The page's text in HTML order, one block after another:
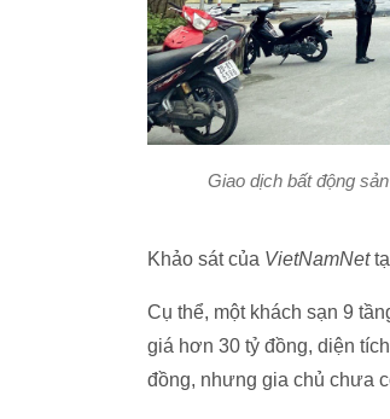
Giao dịch bất động
Khảo sát của VietNamNet
Cụ thể, một khách sạn 9
giá hơn 30 tỷ đồng, diện
đồng, nhưng gia chủ chưa